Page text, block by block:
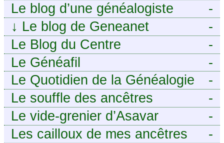
-
Le blog d’une généalogiste
-
↓ Le blog de Geneanet
-
Le Blog du Centre
Généalogique de Touraine -
-
Le Généafil
-
Le Quotidien de la Généalogie
-
Le souffle des ancêtres
-
Le vide-grenier d’Asavar
-
Les cailloux de mes ancêtres